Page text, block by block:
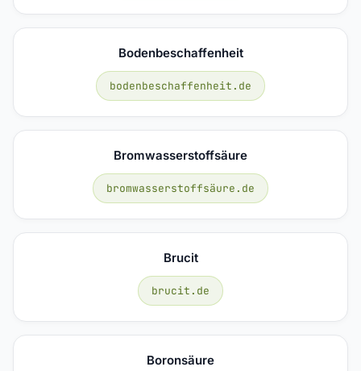
Bodenbeschaffenheit
bodenbeschaffenheit.de
Bromwasserstoffsäure
bromwasserstoffsäure.de
Brucit
brucit.de
Boronsäure